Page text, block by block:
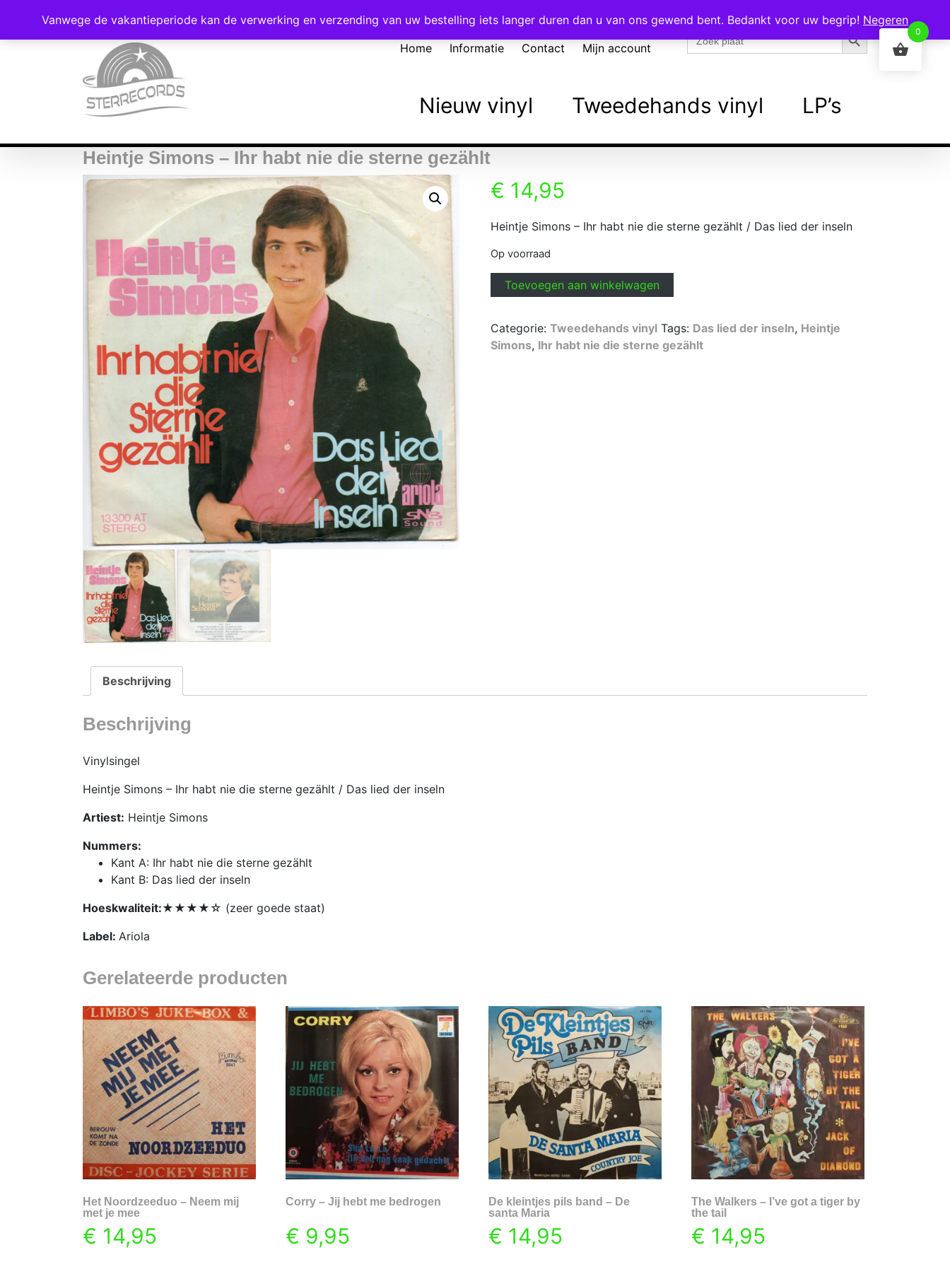
Voor 16:00 besteld = vandaag verzonden!
Home Informatie Contact Mijn account
naar:
Zoekknop
Nieuw vinyl Tweedehands vinyl LP’s
Heintje Simons – Ihr habt nie die sterne gezählt
€ 14,95
Heintje Simons – Ihr habt nie die sterne gezählt / Das lied der inseln
Op voorraad
Heintje
Simons
Ihr
habt
Toevoegen aan winkelwagen
Categorie:Tweedehands vinyl Tags: Das lied der inseln, Heintje
Simons, Ihr habt nie die sterne gezählt
Beschrijving
Beschrijving
Vinylsingel
Heintje Simons – Ihr habt nie die sterne gezählt / Das lied der inseln
Artiest: Heintje Simons
Nummers:
Kant A: Ihr habt nie die sterne gezählt
Kant B: Das lied der inseln
Hoeskwaliteit:★★★★☆ (zeer goede staat)
Label: Ariola
Gerelateerde producten
Het Noordzeeduo – Neem mij
met je mee
€ 14,95
Corry – Jij hebt me bedrogen
€ 9,95
De kleintjes pils band – De
santa Maria
€ 14,95
The Walkers – I’ve got a tiger by
the tail
€ 14,95
Vanwege de vakantieperiode kan de verwerking en verzending van uw bestelling iets langer duren dan u van ons gewend bent. Bedankt voor uw begrip! Negeren
0